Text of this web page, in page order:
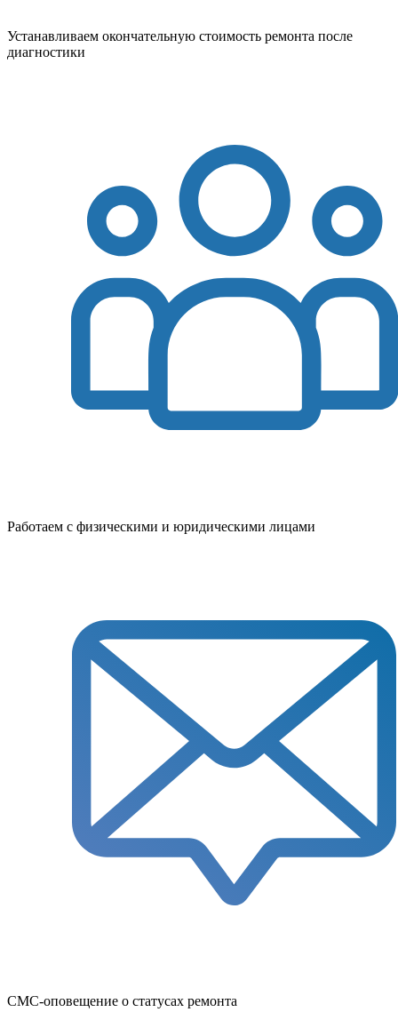
Устанавливаем окончательную стоимость ремонта после
диагностики
Работаем с физическими и юридическими лицами
СМС-оповещение о статусах ремонта